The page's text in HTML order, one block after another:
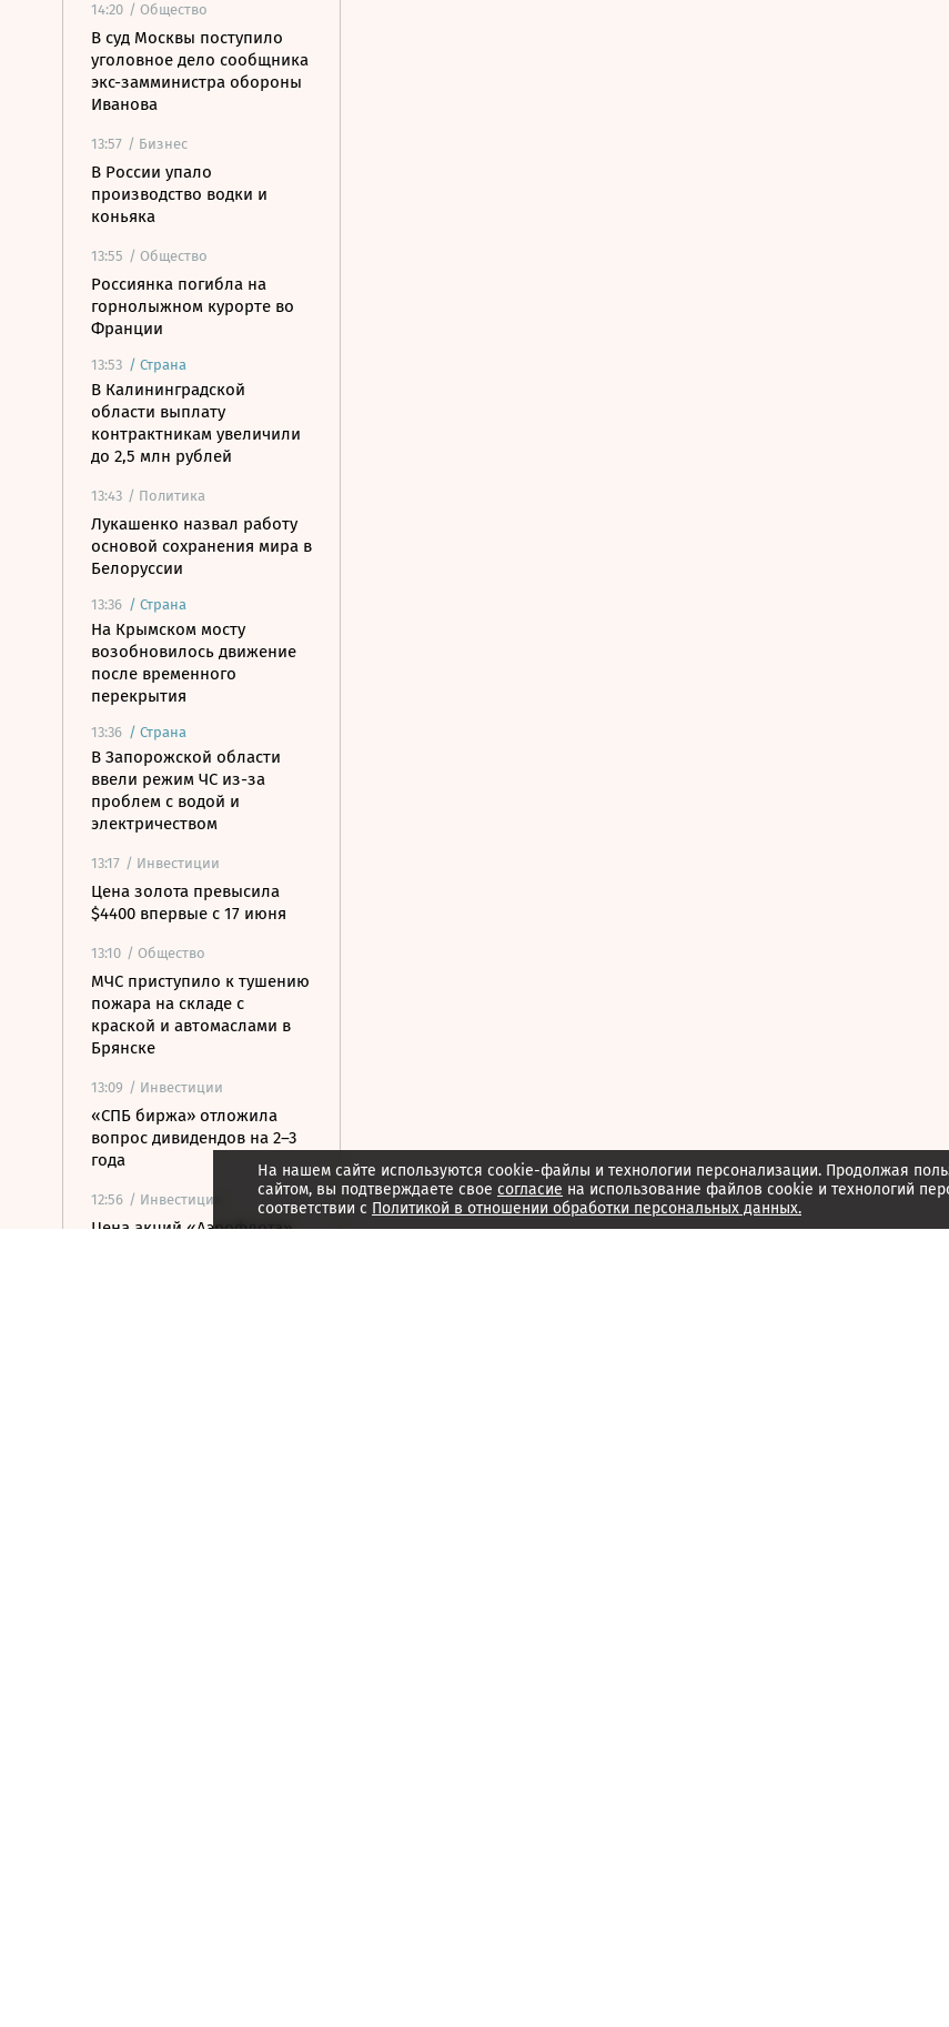
14:20 / Общество
В суд Москвы поступило
уголовное дело сообщника
экс-замминистра обороны
Иванова
13:57 / Бизнес
В России упало
производство водки и
коньяка
13:55 / Общество
Россиянка погибла на
горнолыжном курорте во
Франции
13:53 / Страна
В Калининградской
области выплату
контрактникам увеличили
до 2,5 млн рублей
13:43 / Политика
Лукашенко назвал работу
основой сохранения мира в
Белоруссии
13:36 / Страна
На Крымском мосту
возобновилось движение
после временного
перекрытия
13:36 / Страна
В Запорожской области
ввели режим ЧС из-за
проблем с водой и
электричеством
13:17 / Инвестиции
Цена золота превысила
$4400 впервые с 17 июня
13:10 / Общество
МЧС приступило к тушению
пожара на складе с
краской и автомаслами в
Брянске
13:09 / Инвестиции
«СПБ биржа» отложила
вопрос дивидендов на 2–3
года
12:56 / Инвестиции
Цена акций «Аэрофлота»
На нашем сайте используются cookie-файлы и технологии персонализации. Продолжая
сайтом, вы подтверждаете свое согласие на использование файлов cookie и технологий
соответствии с Политикой в отношении обработки персональных данных.